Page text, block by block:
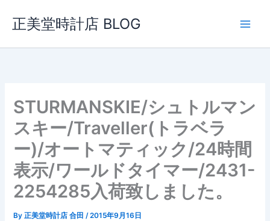
ス
正美堂時計店 BLOG
STURMANSKIE/シュトルマン
スキー/Traveller(トラベラ
ー)/オートマティック/24時間
表示/ワールドタイマー/2431-
2254285入荷致しました。
By正美堂時計店 合田/2015年9月16日